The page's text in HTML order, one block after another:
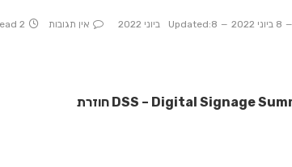
8 ביוני 2022 Updated:8 ביוני 2022 אין תגובות 2 Mins Read
אחרי כמעט שלוש שנים, לא מעט תלאות וביטולים גם תערוכת DSS – Digital Signage Summit חוזרת